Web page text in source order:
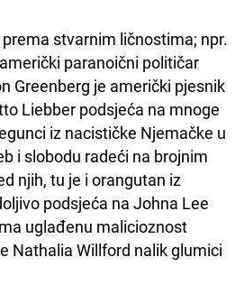
stvarnim ličnostima; npr.
paranoični političar
Greenberg je američki pjesnik
Liebber podsjeća na mnoge
iz nacističke Njemačke u
i slobodu radeći na brojnim
njih, tu je i orangutan iz
podsjeća na Johna Lee
uglađenu malicioznost
Nathalia Willford nalik glumici